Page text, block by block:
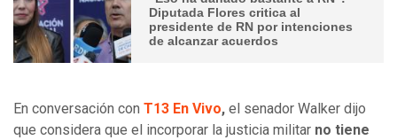
Diputada Flores critica al
presidente de RN por intenciones
de alcanzar acuerdos
En conversación con T13 En Vivo, el senador Walker dijo
que considera que el incorporar la justicia militar no tiene